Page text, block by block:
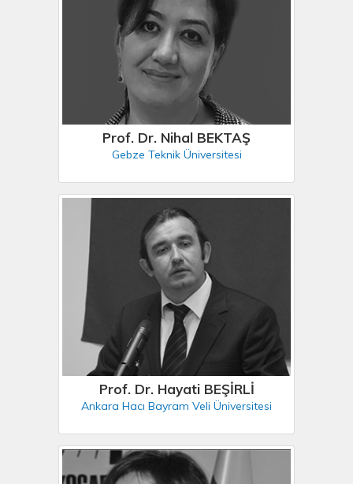
Prof. Dr. Nihal BEKTAŞ
Gebze Teknik Üniversitesi
Prof. Dr. Hayati BEŞİRLİ
Ankara Hacı Bayram Veli Üniversitesi